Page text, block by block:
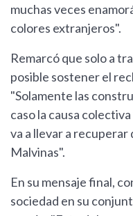
muchas veces
colores extranjeros".
Remarcó que solo a
posible sostener el
"Solamente las
caso la causa
va a llevar a
Malvinas".
En su mensaje final,
sociedad en su